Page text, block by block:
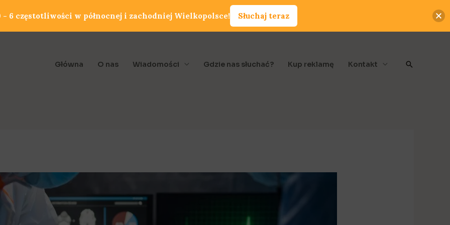
Główna O nas Wiadomości Gdzie nas słuchać? Kup reklamę Kontakt Szukaj
6 częstotliwości w północnej i zachodniej Wielkopolsce! Słuchaj teraz